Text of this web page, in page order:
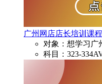
广州网店店长培训课程
对象：想学习广
科目：323-